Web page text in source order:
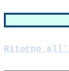
Ritorno